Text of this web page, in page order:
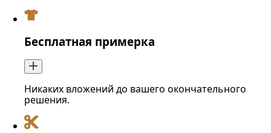
Бесплатная примерка
Никаких вложений до вашего окончательного
решения.